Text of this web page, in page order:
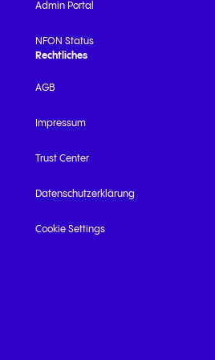
Admin Portal
NFON Status
Rechtliches
AGB
Impressum
Trust Center
Datenschutzerklärung
Cookie Settings